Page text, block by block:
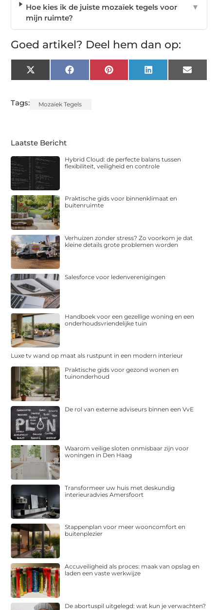
Hoe kies ik de juiste mozaïek tegels voor
mijn ruimte?
▼
Goed artikel? Deel hem dan op:
X
(Twitter)
FacebookPinterest LinkedIn Email
Tags: Mozaïek Tegels
Laatste Bericht
Hybrid Cloud: de perfecte balans tussen
flexibiliteit, veiligheid en controle
Praktische gids voor binnenklimaat en
buitenruimte
Verhuizen zonder stress? Zo voorkom je dat
kleine details grote problemen worden
Salesforce voor ledenverenigingen
Handboek voor een gezellige woning en een
onderhoudsvriendelijke tuin
Luxe tv wand op maat als rustpunt in een modern interieur
Praktische gids voor gezond wonen en
tuinonderhoud
De rol van externe adviseurs binnen een VvE
Waarom veilige sloten onmisbaar zijn voor
woningen in Den Haag
Transformeer uw huis met deskundig
interieuradvies Amersfoort
Stappenplan voor meer wooncomfort en
buitenplezier
Accuveiligheid als proces: maak van opslag en
laden een vaste werkwijze
De abortuspil uitgelegd: wat kun je verwachten?